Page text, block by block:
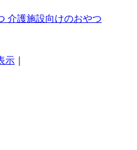
介護施設向けのおやつ
示